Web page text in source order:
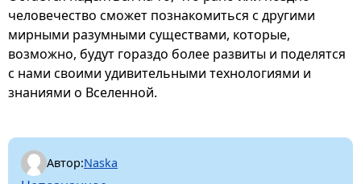
человечество сможет познакомиться с другими
мирными разумными существами, которые,
возможно, будут гораздо более развиты и поделятся
с нами своими удивительными технологиями и
знаниями о Вселенной.
Автор:Naska